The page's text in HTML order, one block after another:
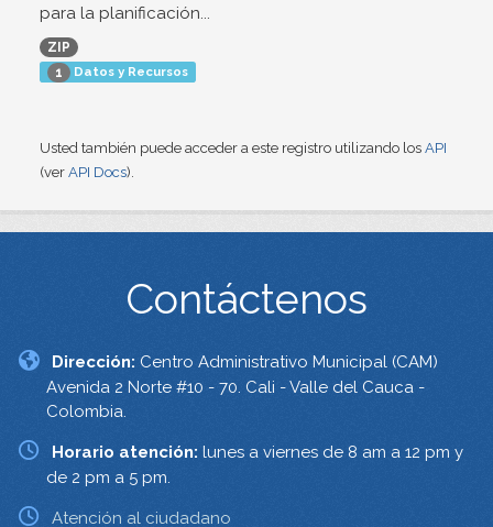
para la planificación...
ZIP
1 Datos y Recursos
Usted también puede acceder a este registro utilizando los API
(ver API Docs).
Contáctenos
Dirección: Centro Administrativo Municipal (CAM)
Avenida 2 Norte #10 - 70. Cali - Valle del Cauca -
Colombia.
Horario atención: lunes a viernes de 8 am a 12 pm y
de 2 pm a 5 pm.
Atención al ciudadano